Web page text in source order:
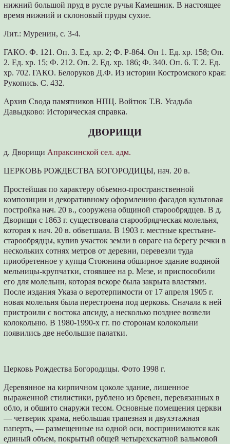
нижний большой пруд в русле ручья Камешник. В настоящее
время нижний и склоновый пруды сухие.
Лит.: Муренин, с. 3-4.
ГАКО. Ф. 121. Оп. 3. Ед. хр. 2; Ф. Р-864. Оп 1. Ед. хр. 158; Оп.
2. Ед. хр. 15; Ф. 212. Оп. 2. Ед. хр. 186; Ф. 340. Оп. 6. Т. 2. Ед.
хр. 702. ГАКО. Белоруков Д.Ф. Из истории Костромского края:
Рукопись. С. 432.
Архив Свода памятников НПЦ. Войтюк Т.В. Усадьба
Давыдково: Историческая справка.
ДВОРИЩИ
д. ДворищиАпраксинской сел. адм.
ЦЕРКОВЬ РОЖДЕСТВА БОГОРОДИЦЫ, нач. 20 в.
Простейшая по характеру объемно-пространственной
композиции и декоративному оформлению фасадов культовая
постройка нач. 20 в., сооружена общиной старообрядцев. В д.
Дворищи с 1863 г. существовала старообрядческая молельня,
которая к нач. 20 в. обветшала. В 1903 г. местные крестьяне-
старообрядцы, купив участок земли в овраге на берегу речки в
нескольких сотнях метров от деревни, перевезли туда
приобретенное у купца Стоюнина обширное здание водяной
мельницы-крупчатки, стоявшее на р. Мезе, и приспособили
его для молельни, которая вскоре была закрыта властями.
После издания Указа о веротерпимости от 17 апреля 1905 г.
новая молельня была перестроена под церковь. Сначала к ней
пристроили с востока апсиду, а несколько позднее возвели
колокольню. В 1980-1990-х гг. по сторонам колокольни
появились две небольшие палатки.
Церковь Рождества Богородицы. Фото 1998 г.
Деревянное на кирпичном цоколе здание, лишенное
выраженной стилистики, рублено из бревен, перевязанных в
обло, и обшито снаружи тесом. Основные помещения церкви
— четверик храма, небольшая трапезная и двухэтажная
паперть, — размещенные на одной оси, воспринимаются как
единый объем, покрытый общей четырехскатной вальмовой